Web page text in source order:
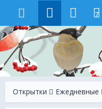
7
Открытки Ежeдневные